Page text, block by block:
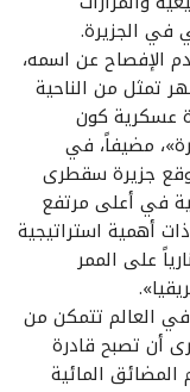
في الجزيرة.
الإفصاح عن اسمه،
تمثل من الناحية
عسكرية كون
مضيفاً، في
جزيرة سقطرى
في أعلى مرتفع
أهمية استراتيجية
على الممر
العالم تتمكن من
أن تصبح قادرة
المائية